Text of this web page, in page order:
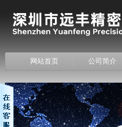
网站首页 公司简介